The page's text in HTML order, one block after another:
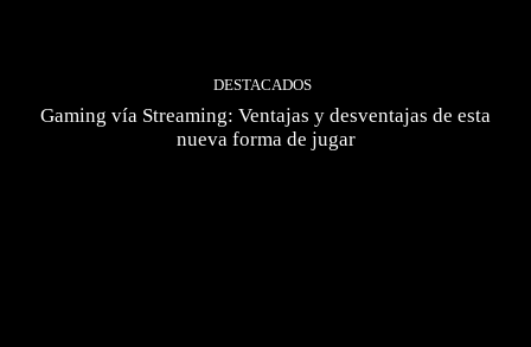
DESTACADOS
Gaming vía Streaming: Ventajas y desventajas de esta
nueva forma de jugar